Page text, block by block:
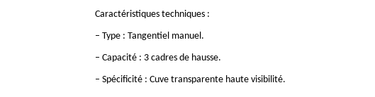
Caractéristiques techniques :
– Type : Tangentiel manuel.
– Capacité : 3 cadres de hausse.
– Spécificité : Cuve transparente haute visibilité.